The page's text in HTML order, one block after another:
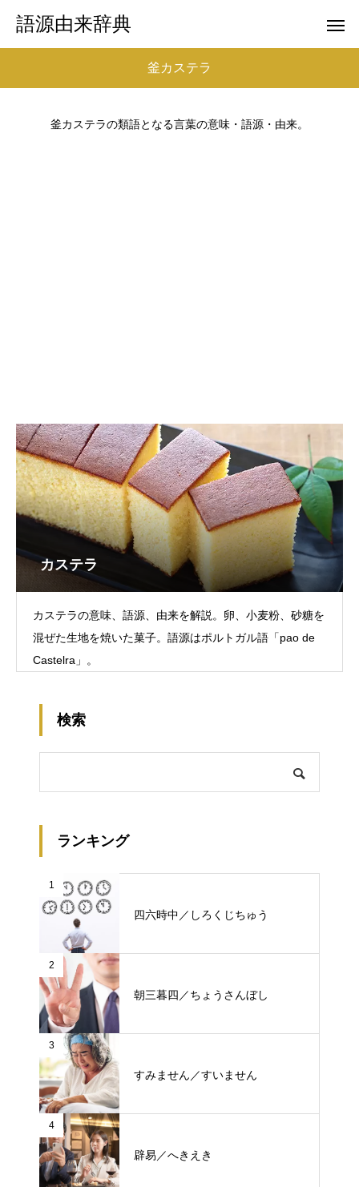
語源由来辞典
釜カステラ
釜カステラの類語となる言葉の意味・語源・由来。
カステラ
カステラの意味、語源、由来を解説。卵、小麦粉、砂糖を
混ぜた生地を焼いた菓子。語源はポルトガル語「pao de
Castelra」。
検索
ランキング
1
四六時中／しろくじちゅう
2
朝三暮四／ちょうさんぼし
3
すみません／すいません
4
辟易／へきえき